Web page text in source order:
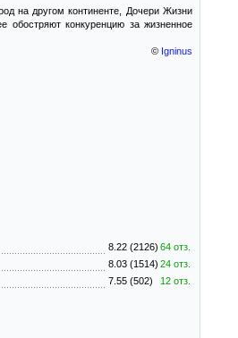
на другом континенте, Дочери Жизни
обостряют конкуренцию за жизненное
© Igninus
8.22 (2126) 64 отз.
8.03 (1514) 24 отз.
7.55 (502) 12 отз.